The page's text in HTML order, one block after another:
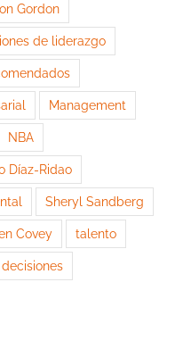
Gordon
de liderazgo
Management
NBA
Díaz-Ridao
Sheryl Sandberg
Covey talento